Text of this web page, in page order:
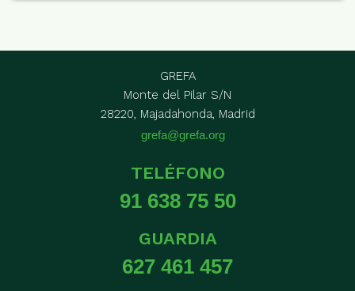
GREFA
Monte del Pilar S/N
28220, Majadahonda, Madrid
grefa@grefa.org
TELÉFONO
91 638 75 50
GUARDIA
627 461 457